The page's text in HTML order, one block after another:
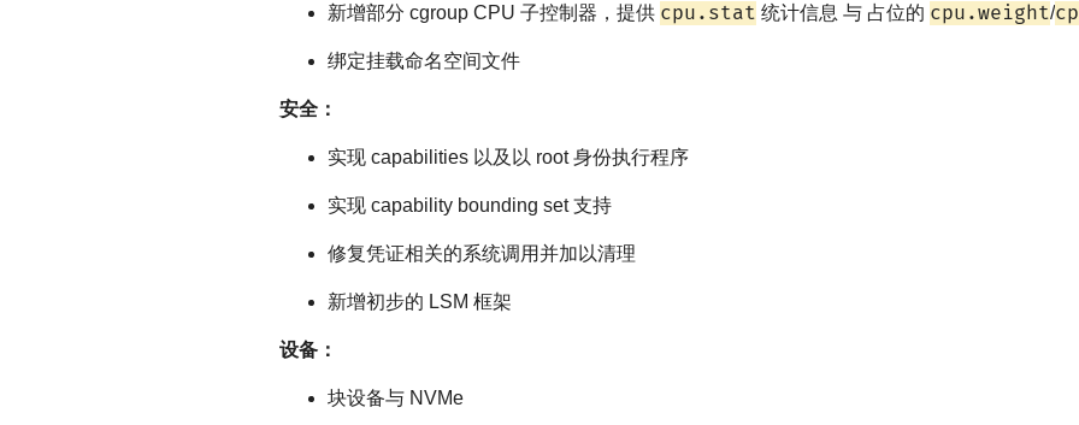
新增部分 cgroup CPU 子控制器，提供 cpu.stat 统计信息 与 占位的 cpu.weight/
绑定挂载命名空间文件
安全：
实现 capabilities 以及以 root 身份执行程序
实现 capability bounding set 支持
修复凭证相关的系统调用并加以清理
新增初步的 LSM 框架
设备：
块设备与 NVMe